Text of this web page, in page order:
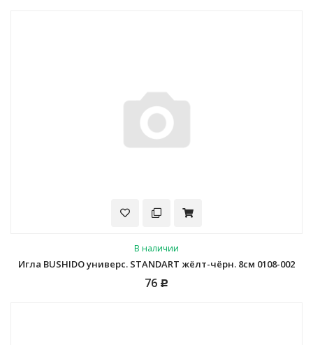
В наличии
Игла BUSHIDO универс. STANDART жёлт-чёрн. 8см 0108-002
76 Р